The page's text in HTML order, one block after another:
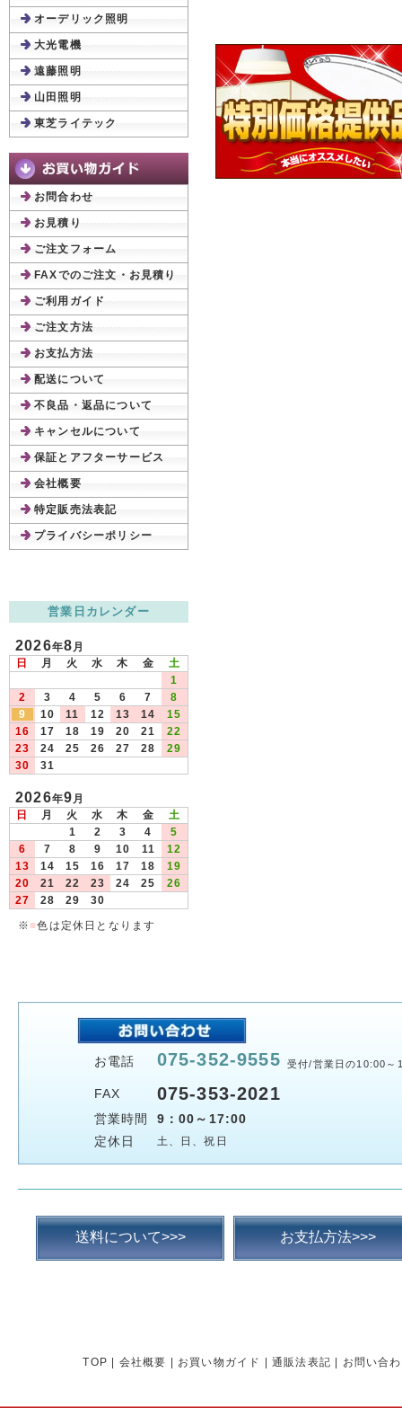
オーデリック照明
大光電機
遠藤照明
山田照明
東芝ライテック
お問合わせ
お見積り
ご注文フォーム
FAXでのご注文・お見積り
ご利用ガイド
ご注文方法
お支払方法
配送について
不良品・返品について
キャンセルについて
保証とアフターサービス
会社概要
特定販売法表記
プライバシーポリシー
営業日カレンダー
2026年8月
日
月 火 水 木 金
土
1
2
3 4 5 6 7
8
9
10 11 12 13 14
15
16
17 18 19 20 21
22
23
24 25 26 27 28
29
30
31
2026年9月
日
月 火 水 木 金
土
1
2 3 4
5
6
7 8 9 10 11
12
13
14 15 16 17 18
19
20
21 22 23 24 25
26
27
28 29
30
※ ■色は定休日となります
お電話 075-352-9555 受付/営業日の10:00～
FAX 075-353-2021
営業時間
9：00～17:00
定休日
土、日、祝日
送料について>>> お支払方法>>>
TOP 会社概要 お買い物ガイド 通販法表記 お問い合